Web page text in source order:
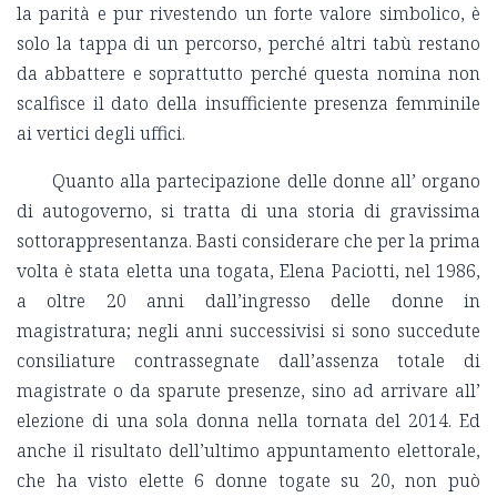
la parità e pur rivestendo un forte valore simbolico, è
solo la tappa di un percorso, perché altri tabù restano
da abbattere e soprattutto perché questa nomina non
scalfisce il dato della insufficiente presenza femminile
ai vertici degli uffici.
Quanto alla partecipazione delle donne all’ organo
di autogoverno, si tratta di una storia di gravissima
sottorappresentanza. Basti considerare che per la prima
volta è stata eletta una togata, Elena Paciotti, nel 1986,
a oltre 20 anni dall’ingresso delle donne in
magistratura; negli anni successivisi si sono succedute
consiliature contrassegnate dall’assenza totale di
magistrate o da sparute presenze, sino ad arrivare all’
elezione di una sola donna nella tornata del 2014. Ed
anche il risultato dell’ultimo appuntamento elettorale,
che ha visto elette 6 donne togate su 20, non può